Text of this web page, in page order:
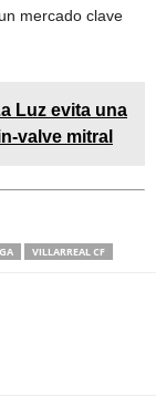
mercado clave
Luz evita una
valve mitral
VILLARREAL CF